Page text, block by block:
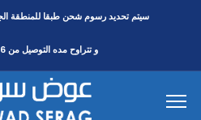
سيتم تحديد رسوم شحن طبقا للمنطقة
و تتراوح مده التوصيل من 6 ل 7 ايام